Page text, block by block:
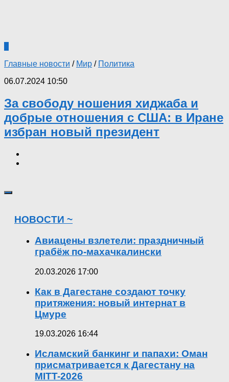
Главные новости / Мир / Политика
06.07.2024 10:50
За свободу ношения хиджаба и
добрые отношения с США: в Иране
избран новый президент
НОВОСТИ ~
Авиацены взлетели: праздничный
грабёж по-махачкалински
20.03.2026 17:00
Как в Дагестане создают точку
притяжения: новый интернат в
Цмуре
19.03.2026 16:44
Исламский банкинг и папахи: Оман
присматривается к Дагестану на
MITT-2026